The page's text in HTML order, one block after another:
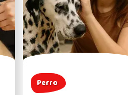
Perro